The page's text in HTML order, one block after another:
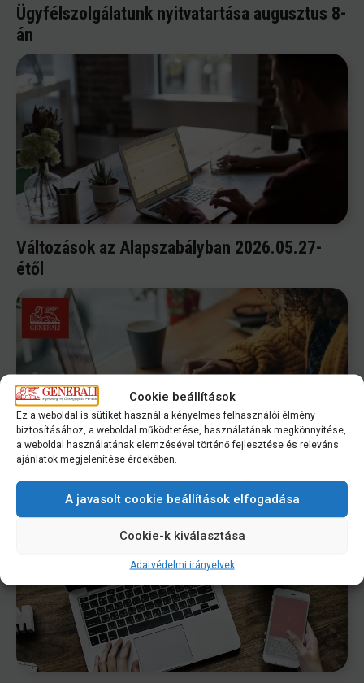
Cookie beállítások
Ez a weboldal is sütiket használ a kényelmes felhasználói élmény
biztosításához, a weboldal működtetése, használatának megkönnyítése,
a weboldal használatának elemzésével történő fejlesztése és releváns
ajánlatok megjelenítése érdekében.
A javasolt cookie beállítások elfogadása
Cookie-k kiválasztása
Adatvédelmi irányelvek
Ügyfélszolgálatunk nyitvatartása augusztus 8-
án
Változások az Alapszabályban 2026.05.27-
étől
Meghívó küldöttközgyűlésre 2026.05.27.